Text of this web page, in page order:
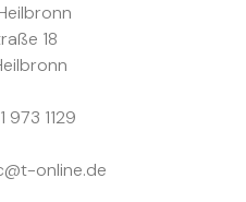
18
973 1129
online.de